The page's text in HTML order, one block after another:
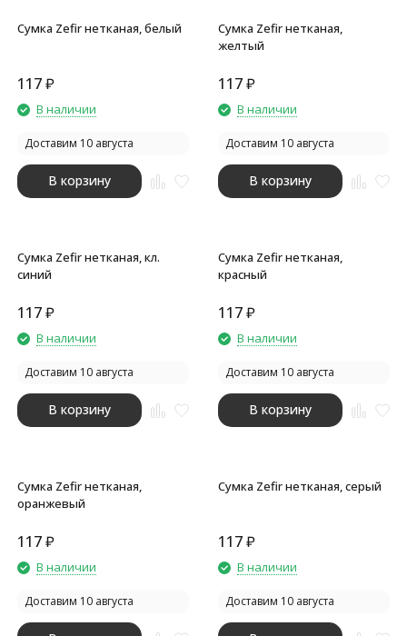
Сумка Zefir нетканая, белый
117₽
В наличии
Доставим 10 августа
В корзину
Сумка Zefir нетканая,
желтый
117₽
В наличии
Доставим 10 августа
В корзину
Сумка Zefir нетканая, кл.
синий
117₽
В наличии
Доставим 10 августа
В корзину
Сумка Zefir нетканая,
красный
117₽
В наличии
Доставим 10 августа
В корзину
Сумка Zefir нетканая,
оранжевый
117₽
В наличии
Доставим 10 августа
Сумка Zefir нетканая, серый
117₽
В наличии
Доставим 10 августа